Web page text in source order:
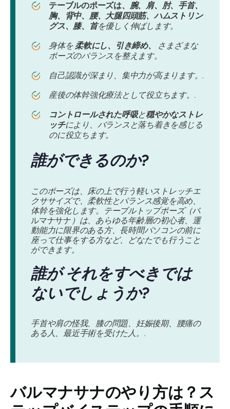
テーブルのポーズは、腕、肩、肘、手首、
胸、背中、腰、大腿四頭筋、ハムストリン
グス、膝、首を優しく伸ばします。
身体を 柔軟にし、引き締め、
さまざまな
ポーズのバランスを整えます。
自己認識が深まり、集中力が高まります。.
産後の体幹強化療法として役立ちます。.
コントロールされた呼吸と穏やかなストレ
ッチにより、バランスと落ち着きを感じる
のに役立ちます。
誰ができるのか?
このポーズは、床の上で行う軽いストレッチエ
クササイズで、柔軟性とバランス感覚を高め、
体幹を強化します。テーブルトップポーズ（バ
ルマナサナ ）は、あらゆる年齢層の初心者、運
動能力に限界のある方、長時間パソコンの前に
座って仕事をする方など、どなたでも行うこと
ができます。
誰がそれをすべきでは
ないでしょうか?
手首や肩の怪我、膝の問題、妊娠後期、腰痛の
ある人、最近手術を受けた人。.
バルマナサナのやり方は？ス